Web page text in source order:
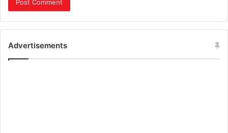
Advertisements